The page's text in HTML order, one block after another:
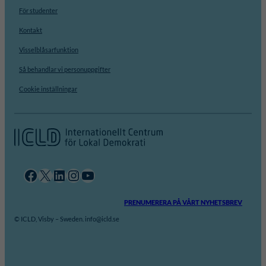
För studenter
Kontakt
Visselblåsarfunktion
Så behandlar vi personuppgifter
Cookie inställningar
Facebook X LinkedIn InstagramYouTube
PRENUMERERA PÅ VÅRT NYHETSBREV
© ICLD, Visby – Sweden. info@icld.se